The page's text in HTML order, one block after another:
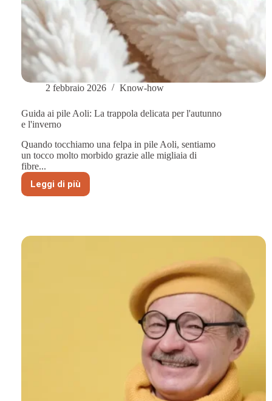
2 febbraio 2026 Know-how
Guida ai pile Aoli: La trappola delicata per l'autunno
e l'inverno
Quando tocchiamo una felpa in pile Aoli, sentiamo
un tocco molto morbido grazie alle migliaia di
fibre...
Leggi di più
Guida
ai